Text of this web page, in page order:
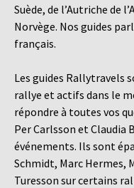
Suède, de l’Autriche de
Norvège. Nos guides
français.
Les guides Rallytravels
rallye et actifs dans le
répondre à toutes vos
Per Carlsson et Claudia
événements. Ils sont
Schmidt, Marc Hermes,
Turesson sur certains